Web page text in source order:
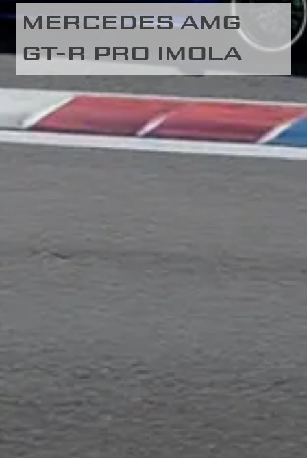
MERCEDES AMG
GT-R PRO IMOLA